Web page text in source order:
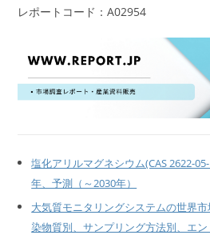
レポートコード：A02954
塩化アリルマグネシウム(CAS 2622-
年、予測（～2030年）
大気質モニタリングシステムの世界
染物質別、サンプリング方法別、エ